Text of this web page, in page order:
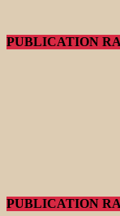
PUBLICATION
PUBLICATION